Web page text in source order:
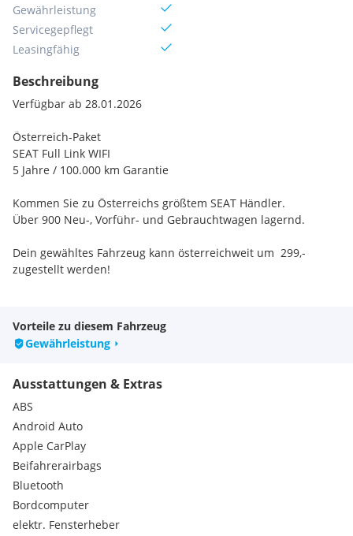
Gewährleistung
Servicegepflegt
Leasingfähig
Beschreibung
Verfügbar ab 28.01.2026
Österreich-Paket
SEAT Full Link WIFI
5 Jahre / 100.000 km Garantie
Kommen Sie zu Österreichs größtem SEAT Händler.
Über 900 Neu-, Vorführ- und Gebrauchtwagen lagernd.
Dein gewähltes Fahrzeug kann österreichweit um  299,-
zugestellt werden!
Airbag für Beifahrer abschaltbar
Komfortsitz
Berganfahrhilfe
3-Punktautomatikgurte hinten
Außenspiegel verstellbar
Sitzbezug Stoff
Rücksitzbank umklappbar
ASR
Bremsassistent
Heckscheibenwischer
Kofferraum beleuchtet
Tire Mobility Set Reifendichtmittel und Kompressor
Vorteile zu diesem Fahrzeug
Gewährleistung
Ausstattungen & Extras
ABS
Android Auto
Apple CarPlay
Beifahrerairbags
Bluetooth
Bordcomputer
elektr. Fensterheber